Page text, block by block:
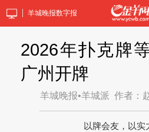
羊城晚报数字报
2026年扑克牌
广州开牌
羊城晚报•羊城派 作者：
以牌会友，以实